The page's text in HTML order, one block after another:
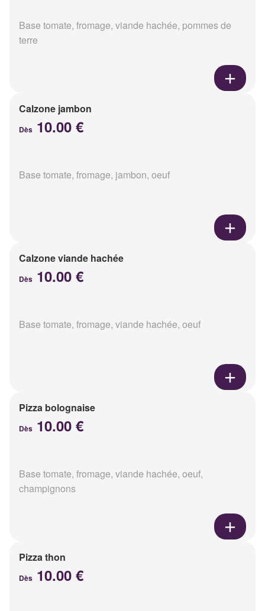
Base tomate, fromage, viande hachée, pommes de
terre
Calzone jambon
Dès 10.00 €
Base tomate, fromage, jambon, oeuf
Calzone viande hachée
Dès 10.00 €
Base tomate, fromage, viande hachée, oeuf
Pizza bolognaise
Dès 10.00 €
Base tomate, fromage, viande hachée, oeuf,
champignons
Pizza thon
Dès 10.00 €